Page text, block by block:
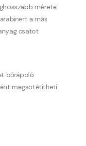
mérete
a más
csatot
bőrápoló
megsötétitheti